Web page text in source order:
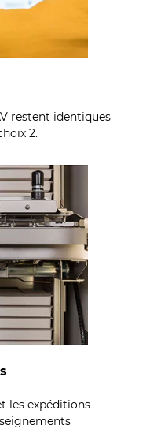
restent identiques
2.
les expéditions